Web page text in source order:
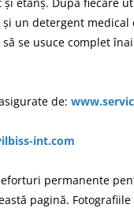
un detergent medical
se usuce complet
de:
int.com
eforturi permanente
pagină. Fotografiile